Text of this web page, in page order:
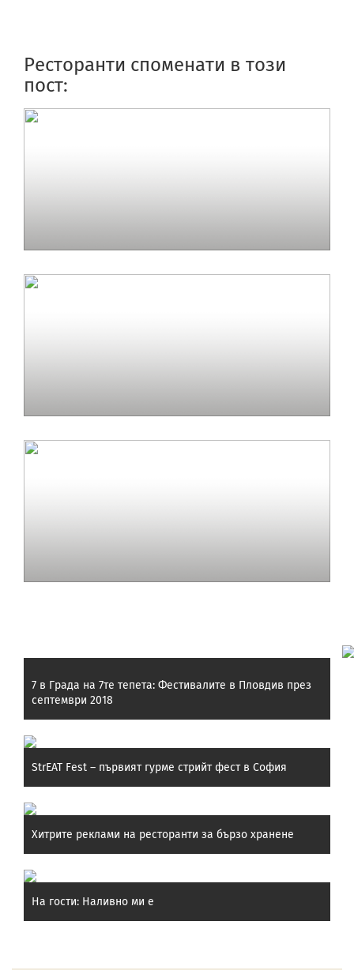
Ресторанти споменати в този
пост:
Препоръчани постове:
7 в Града на 7те тепета: Фестивалите в Пловдив през
септември 2018
StrEAT Fest – първият гурме стрийт фест в София
Хитрите реклами на ресторанти за бързо хранене
На гости: Наливно ми е